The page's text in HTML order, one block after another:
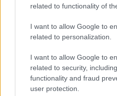
related to functionality of
I want to allow Google to
related to personalization.
I want to allow Google to
related to security,
functionality and fraud
user protection.
Válasz az
Hivatal
•2018. július 13.